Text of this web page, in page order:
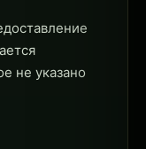
не указано